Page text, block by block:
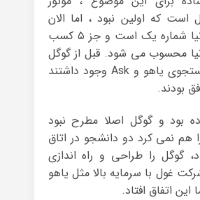
که اولین نبود ، اما الان
بهترین و در دنیا شماره یک است و جز ۵ کسب
محسوب می شود. قبل از گوگل
، موتورهای جستجوی یاهو و Ask وجود داشتند
بودند.
بود و گوگل اصلا مطرح نبود
نمی کرد دو دانشجو در اتاق
گوگل را طراحی و راه اندازی
غول با سرمایه بالا مثل یاهو
این اتفاق افتاد.